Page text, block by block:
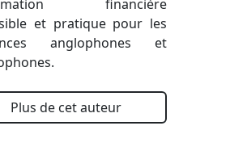
financière
et pratique pour les
anglophones et
Plus de cet auteur